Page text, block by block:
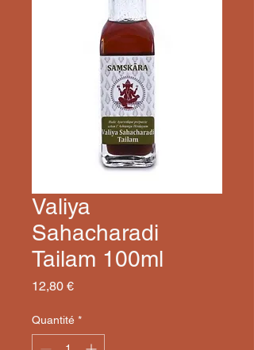
Valiya
Sahacharadi
Tailam 100ml
12,80 €Prix
Quantité *